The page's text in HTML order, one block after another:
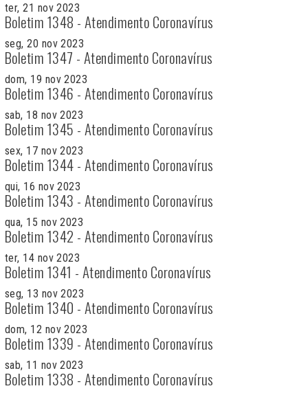
ter, 21 nov 2023
Boletim 1348 - Atendimento Coronavírus
seg, 20 nov 2023
Boletim 1347 - Atendimento Coronavírus
dom, 19 nov 2023
Boletim 1346 - Atendimento Coronavírus
sab, 18 nov 2023
Boletim 1345 - Atendimento Coronavírus
sex, 17 nov 2023
Boletim 1344 - Atendimento Coronavírus
qui, 16 nov 2023
Boletim 1343 - Atendimento Coronavírus
qua, 15 nov 2023
Boletim 1342 - Atendimento Coronavírus
ter, 14 nov 2023
Boletim 1341 - Atendimento Coronavírus
seg, 13 nov 2023
Boletim 1340 - Atendimento Coronavírus
dom, 12 nov 2023
Boletim 1339 - Atendimento Coronavírus
sab, 11 nov 2023
Boletim 1338 - Atendimento Coronavírus